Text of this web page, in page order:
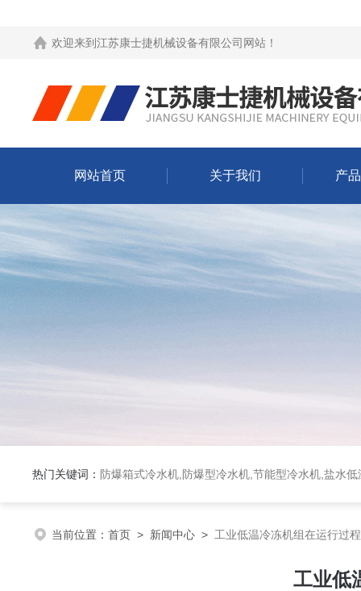
欢迎来到 江苏康士捷机械设备有限公司网站 ！
网站首页 关于我们 产
热门关键词： 防爆箱式冷水机,防爆型冷水机,节能型冷水机,盐水低
当前位置： 首页 > 新闻中心 > 工业低温冷冻机组在运行过
工业低